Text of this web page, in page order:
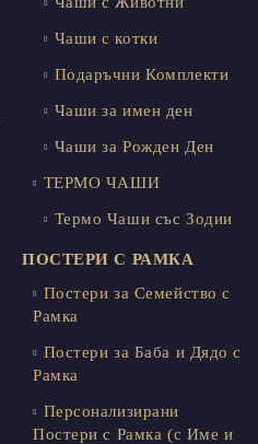
Чаши с котки
Подаръчни Комплекти
Чаши за имен ден
Чаши за Рожден Ден
ТЕРМО ЧАШИ
Термо Чаши със Зодии
ПОСТЕРИ С РАМКА
Постери за Семейство с
Рамка
Постери за Баба и Дядо с
Рамка
Персонализирани
Постери с Рамка (с Име и